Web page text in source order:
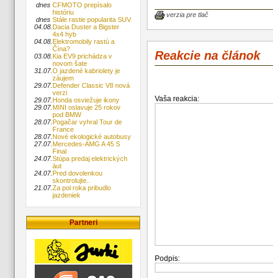
dnes CFMOTO prepísalo
históriu
dnes Stále rastie popularita SUV
04.08.Dacia Duster a Bigster
4x4 hyb
04.08.Elektromobily rastú a
Čína?
03.08.Kia EV9 prichádza v
novom šate
31.07.O jazdené kabriolety je
záujem
29.07.Defender Classic V8 nová
verzi
29.07.Honda osviežuje ikony
29.07.MINI oslavuje 25 rokov
pod BMW
28.07.Pogačar vyhral Tour de
France
28.07.Nové ekologické autobusy
27.07.Mercedes-AMG A 45 S
Final
24.07.Stúpa predaj elektrických
áut
24.07.Pred dovolenkou
skontrolujte..
21.07.Za pol roka pribudlo
jazdeniek
Partneri
verzia pre tlač
Reakcie na článok
Vaša reakcia:
Podpis: